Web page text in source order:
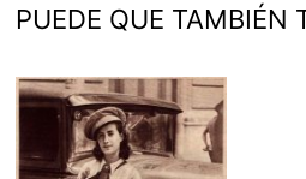
PUEDE QUE TAMBIÉN